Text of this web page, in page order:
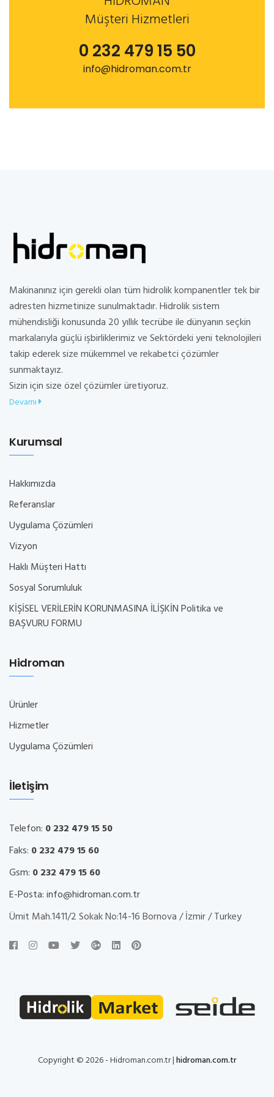
Müşteri Hizmetleri
0 232 479 15 50
info@hidroman.com.tr
Makinanınız için gerekli olan tüm hidrolik kompanentler tek bir
adresten hizmetinize sunulmaktadır. Hidrolik sistem
mühendisliği konusunda 20 yıllık tecrübe ile dünyanın seçkin
markalarıyla güçlü işbirliklerimiz ve Sektördeki yeni teknolojileri
takip ederek size mükemmel ve rekabetci çözümler
sunmaktayız.
Sizin için size özel çözümler üretiyoruz.
Devamı
Kurumsal
Hakkımızda
Referanslar
Uygulama Çözümleri
Vizyon
Haklı Müşteri Hattı
Sosyal Sorumluluk
KİŞİSEL VERİLERİN KORUNMASINA İLİŞKİN Politika ve
BAŞVURU FORMU
Hidroman
Ürünler
Hizmetler
Uygulama Çözümleri
İletişim
Telefon: 0 232 479 15 50
Faks: 0 232 479 15 60
Gsm: 0 232 479 15 60
E-Posta:info@hidroman.com.tr
Ümit Mah.1411/2 Sokak No:14-16 Bornova / İzmir / Turkey
Copyright © 2026 - Hidroman.com.tr |hidroman.com.tr